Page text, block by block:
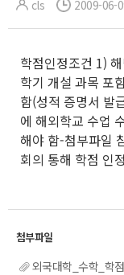
cls 2009-06-
학점인정조건 1)
학기 개설 과목 포
함(성적 증명서 발
에 해외학교 수업
해야 함-첨부파일
회의 통해 학점 인
외국대학_수학_학